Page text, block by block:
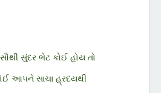
સુંદર ભેટ કોઈ હોય તો
આપને સાચા હ્રદયથી